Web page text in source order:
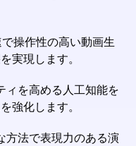
操作性の高い動画生
実現します。
ィを高める人工知能を
強化します。
方法で表現力のある演